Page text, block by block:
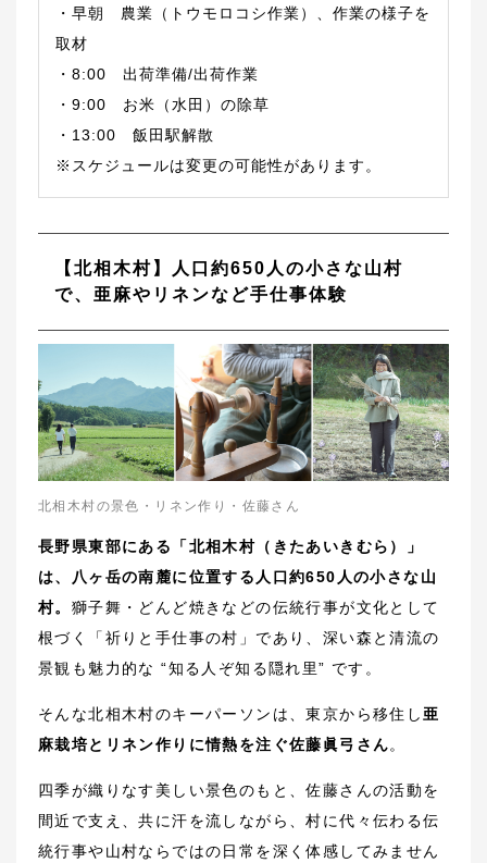
・早朝 農業（トウモロコシ作業）、作業の様子を
取材
・8:00 出荷準備/出荷作業
・9:00 お米（水田）の除草
・13:00 飯田駅解散
※スケジュールは変更の可能性があります。
【北相木村】人口約650人の小さな山村
で、亜麻やリネンなど手仕事体験
北相木村の景色・リネン作り・佐藤さん
長野県東部にある「北相木村（きたあいきむら）」
は、八ヶ岳の南麓に位置する人口約650人の小さな山
村。 獅子舞・どんど焼きなどの伝統行事が文化として
根づく「祈りと手仕事の村」であり、深い森と清流の
景観も魅力的な “知る人ぞ知る隠れ里” です。
そんな北相木村のキーパーソンは、東京から移住し 亜
麻栽培とリネン作りに情熱を注ぐ佐藤眞弓さん。
四季が織りなす美しい景色のもと、佐藤さんの活動を
間近で支え、共に汗を流しながら、村に代々伝わる伝
統行事や山村ならではの日常を深く体感してみません